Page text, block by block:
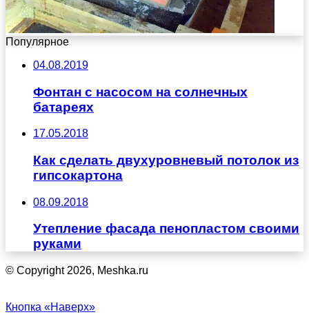
Популярное
04.08.2019
Фонтан с насосом на солнечных
батареях
17.05.2018
Как сделать двухуровневый потолок из
гипсокартона
08.09.2018
Утепление фасада пенопластом своими
руками
© Copyright 2026, Meshka.ru
Кнопка «Наверх»